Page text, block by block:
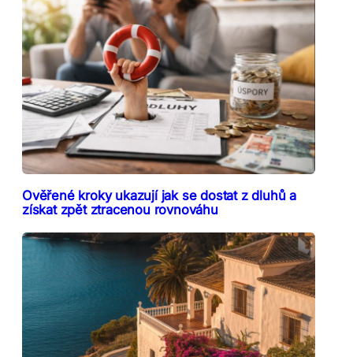
Ověřené kroky ukazují jak se dostat z dluhů a
získat zpět ztracenou rovnováhu